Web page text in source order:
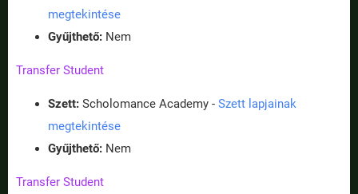
megtekintése
Gyűjthető: Nem
Transfer Student
Szett: Scholomance Academy - Szett lapjainak
megtekintése
Gyűjthető: Nem
Transfer Student